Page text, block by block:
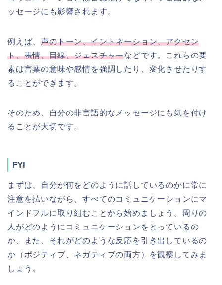
ッセージにも影響されます。
例えば、声のトーン、イントネーション、アクセン
ト、表情、目線、ジェスチャーなどです。これらの要
素は言葉の意味や感情を強調したり、変化させたりす
ることができます。
そのため、自分の非言語的なメッセージにも気を付け
ることが大切です。
FYI
まずは、自分が何をどのように話しているのかに常に
注意を払いながら、すべてのコミュニケーションにマ
インドフルに取り組むことから始めましょう。周りの
人がどのようにコミュニケーションをとっているの
か、また、それがどのような反応を引き出しているの
か（ポジティブ、ネガティブの両方）を観察してみま
しょう。